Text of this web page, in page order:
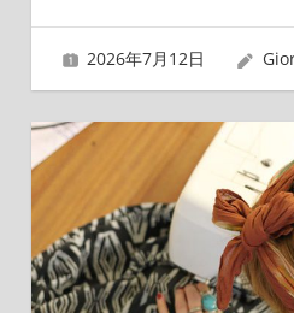
2026年7月12日